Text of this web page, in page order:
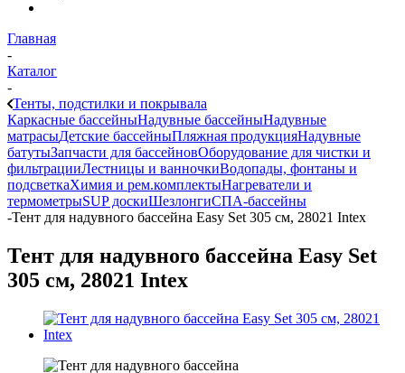
Главная
-
Каталог
-
Тенты, подстилки и покрывала
Каркасные бассейныНадувные бассейныНадувные
матрасыДетские бассейныПляжная продукцияНадувные
батутыЗапчасти для бассейновОборудование для чистки и
фильтрацииЛестницы и ванночкиВодопады, фонтаны и
подсветкаХимия и рем.комплектыНагреватели и
термометрыSUP доскиШезлонгиСПА-бассейны
-Тент для надувного бассейна Easy Set 305 см, 28021 Intex
Тент для надувного бассейна Easy Set
305 см, 28021 Intex